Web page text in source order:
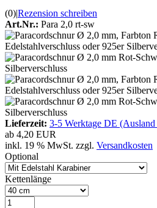
(0)|Rezension schreiben
Art.Nr.: Para 2,0 rt-sw
Lieferzeit: 3-5 Werktage DE
ab 4,20 EUR
inkl. 19 % MwSt. zzgl. Versandkosten
Optional
Kettenlänge